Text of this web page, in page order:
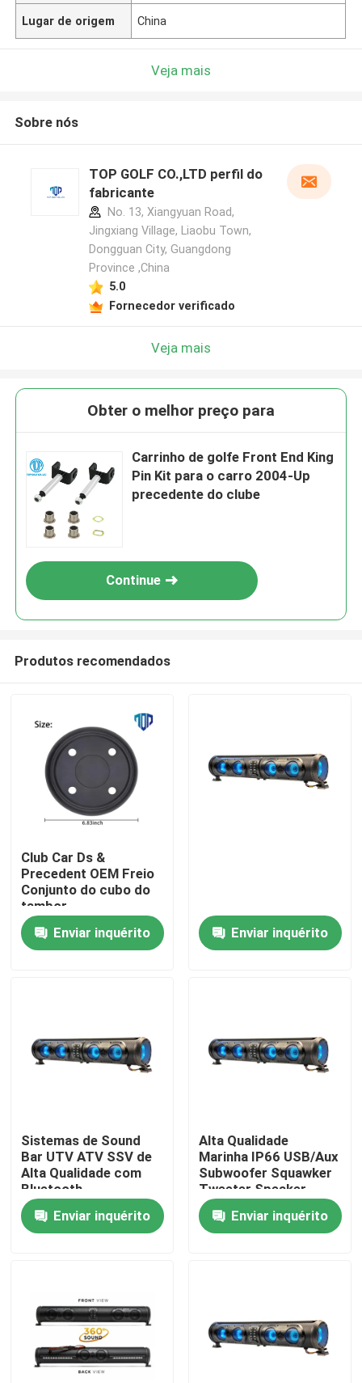
Casa
Excursão da fábrica
Contato E.U.
Notícia
Tampas de roda do carrinho de golfe
Painel do carrinho de golfe
Lugar de origem China
Veja mais
Sobre nós
TOP GOLF CO.,LTD perfil do
fabricante
No. 13, Xiangyuan Road,
Jingxiang Village, Liaobu Town,
Dongguan City, Guangdong
Province ,China
5.0
Fornecedor verificado
Veja mais
Obter o melhor preço para
Carrinho de golfe Front End King
Pin Kit para o carro 2004-Up
precedente do clube
Continue
Produtos recomendados
Club Car Ds &
Precedent OEM Freio
Conjunto do cubo do
tambor
Enviar inquérito
Enviar inquérito
Sistemas de Sound
Bar UTV ATV SSV de
Alta Qualidade com
Bluetooth
Personalizado, 4 Alto-
falantes, Controle
Remoto, à Prova
Enviar inquérito
Alta Qualidade
Marinha IP66 USB/Aux
Subwoofer Squawker
Tweeter Speaker
Carrinho de Golf
Elétrico Bluetooth
Sound Bar
Enviar inquérito